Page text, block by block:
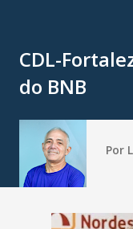
CDL-
do BNB
Por